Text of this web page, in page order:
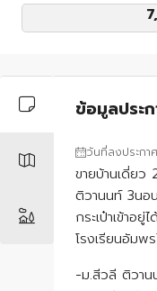
ข้อมูลประ
วันที่ลงประก
ขายบ้านเดี่ย
ติวานนท์ 3นอ
กระเป๋าเข้าอ
โรงเรียนอัมพ
-ม.สีวลี ติวา